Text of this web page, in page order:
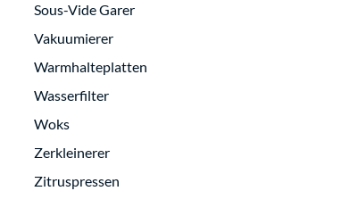
Sous-Vide Garer
Vakuumierer
Warmhalteplatten
Wasserfilter
Woks
Zerkleinerer
Zitruspressen